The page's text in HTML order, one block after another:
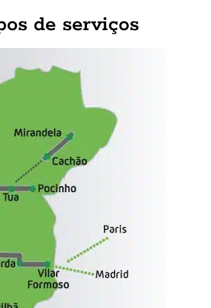
de serviços